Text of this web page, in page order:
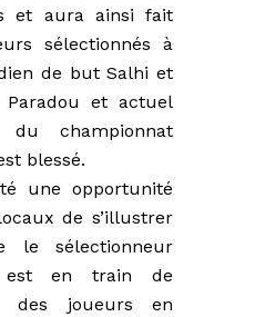
et aura ainsi fait
sélectionnés à
de but Salhi et
Paradou et actuel
championnat
blessé.
une opportunité
de s’illustrer
le sélectionneur
est en train de
des joueurs en